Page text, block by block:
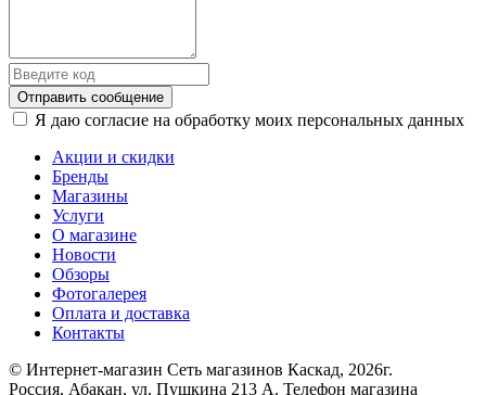
Отправить сообщение
Я даю согласие на обработку моих персональных данных
Акции и скидки
Бренды
Магазины
Услуги
О магазине
Новости
Обзоры
Фотогалерея
Оплата и доставка
Контакты
© Интернет-магазин Сеть магазинов Каскад, 2026г.
Россия, Абакан, ул. Пушкина 213 А. Телефон магазина